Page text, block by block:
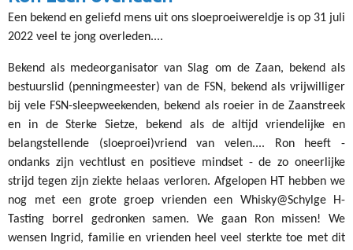
Een bekend en geliefd mens uit ons sloeproeiwereldje is op 31 juli
2022 veel te jong overleden....
Bekend als medeorganisator van Slag om de Zaan, bekend als
bestuurslid (penningmeester) van de FSN, bekend als vrijwilliger
bij vele FSN-sleepweekenden, bekend als roeier in de Zaanstreek
en in de Sterke Sietze, bekend als de altijd vriendelijke en
belangstellende (sloeproei)vriend van velen.... Ron heeft -
ondanks zijn vechtlust en positieve mindset - de zo oneerlijke
strijd tegen zijn ziekte helaas verloren. Afgelopen HT hebben we
nog met een grote groep vrienden een Whisky@Schylge H-
Tasting borrel gedronken samen. We gaan Ron missen! We
wensen Ingrid, familie en vrienden heel veel sterkte toe met dit